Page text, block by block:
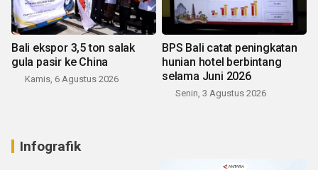
Bali ekspor 3,5 ton salak
gula pasir ke China
Kamis, 6 Agustus 2026
BPS Bali catat peningkatan
hunian hotel berbintang
selama Juni 2026
Senin, 3 Agustus 2026
Infografik